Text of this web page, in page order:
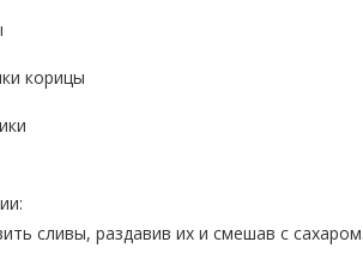
корицы
сливы, раздавив их и смешав с сахаром.